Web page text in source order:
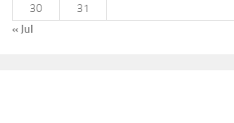
30
31
« Jul